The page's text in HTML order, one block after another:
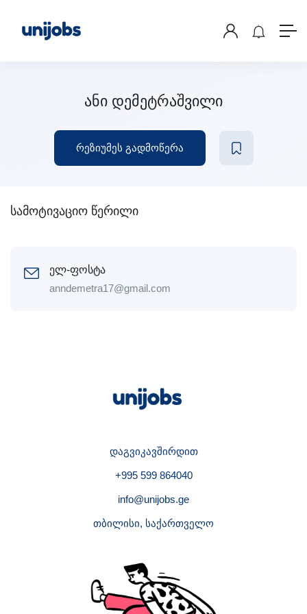
ანი დემეტრაშვილი
რეზიუმეს გადმოწერა
სამოტივაციო წერილი
ელ-ფოსტა
anndemetra17@gmail.com
დაგვიკავშირდით
+995 599 864040
info@unijobs.ge
თბილისი, საქართველო